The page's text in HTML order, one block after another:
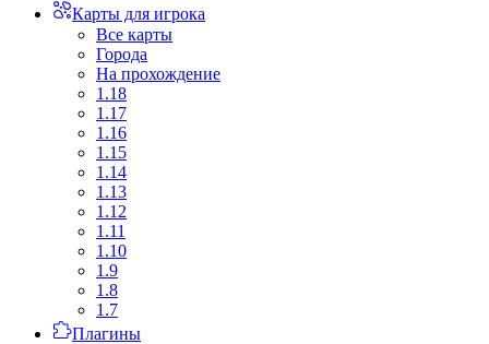
Карты для игрока
Все карты
Города
На прохождение
1.18
1.17
1.16
1.15
1.14
1.13
1.12
1.11
1.10
1.9
1.8
1.7
Плагины